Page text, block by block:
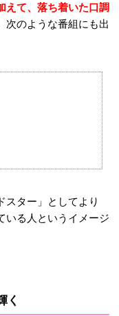
えて、落ち着いた口調
次のような番組にも出
スター」としてより
いる人というイメージ
く